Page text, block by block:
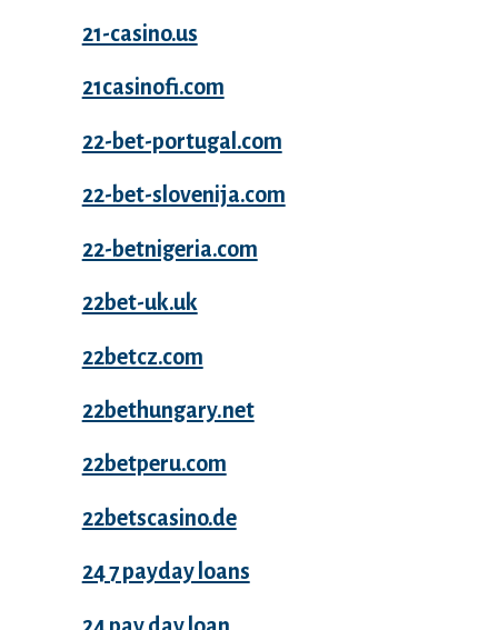
21-casino.us
21casinofi.com
22-bet-portugal.com
22-bet-slovenija.com
22-betnigeria.com
22bet-uk.uk
22betcz.com
22bethungary.net
22betperu.com
22betscasino.de
24 7 payday loans